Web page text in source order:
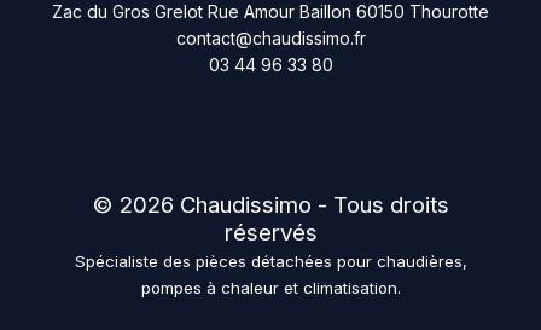
Zac du Gros Grelot Rue Amour Baillon 60150 Thourotte
contact@chaudissimo.fr
03 44 96 33 80
© 2026 Chaudissimo - Tous droits
réservés
Spécialiste des pièces détachées pour chaudières,
pompes à chaleur et climatisation.